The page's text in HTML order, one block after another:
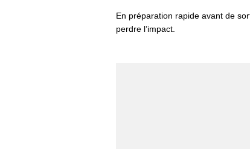
En préparation rapide avant de
perdre l’impact.